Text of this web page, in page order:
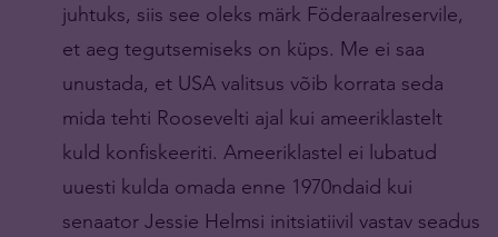
juhtuks, siis see oleks märk Föderaalreservile,
et aeg tegutsemiseks on küps. Me ei saa
unustada, et USA valitsus võib korrata seda
mida tehti Roosevelti ajal kui ameeriklastelt
kuld konfiskeeriti. Ameeriklastel ei lubatud
uuesti kulda omada enne 1970ndaid kui
senaator Jessie Helmsi initsiatiivil vastav seadus